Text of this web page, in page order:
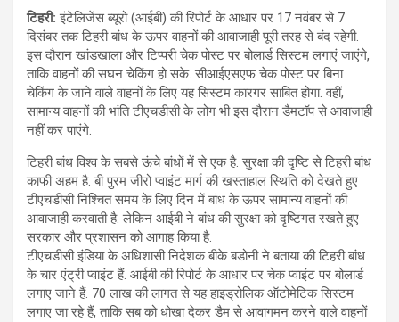
टिहरी:इंटेलिजेंस ब्यूरो (आईबी) की रिपोर्ट के आधार पर 17 नवंबर से 7
दिसंबर तक टिहरी बांध के ऊपर वाहनों की आवाजाही पूरी तरह से बंद रहेगी.
इस दौरान खांडखाला और टिप्परी चेक पोस्ट पर बोलार्ड सिस्टम लगाएं जाएंगे,
ताकि वाहनों की सघन चेकिंग हो सके. सीआईएसएफ चेक पोस्ट पर बिना
चेकिंग के जाने वाले वाहनों के लिए यह सिस्टम कारगर साबित होगा. वहीं,
सामान्य वाहनों की भांति टीएचडीसी के लोग भी इस दौरान डैमटॉप से आवाजाही
नहीं कर पाएंगे.
टिहरी बांध विश्व के सबसे ऊंचे बांधों में से एक है. सुरक्षा की दृष्टि से टिहरी बांध
काफी अहम है. बी पुरम जीरो प्वाइंट मार्ग की खस्ताहाल स्थिति को देखते हुए
टीएचडीसी निश्चित समय के लिए दिन में बांध के ऊपर सामान्य वाहनों की
आवाजाही करवाती है. लेकिन आईबी ने बांध की सुरक्षा को दृष्टिगत रखते हुए
सरकार और प्रशासन को आगाह किया है.
टीएचडीसी इंडिया के अधिशासी निदेशक बीके बडोनी ने बताया की टिहरी बांध
के चार एंट्री प्वाइंट हैं. आईबी की रिपोर्ट के आधार पर चेक प्वाइंट पर बोलार्ड
लगाए जाने हैं. 70 लाख की लागत से यह हाइड्रोलिक ऑटोमेटिक सिस्टम
लगाए जा रहे हैं, ताकि सब को धोखा देकर डैम से आवागमन करने वाले वाहनों